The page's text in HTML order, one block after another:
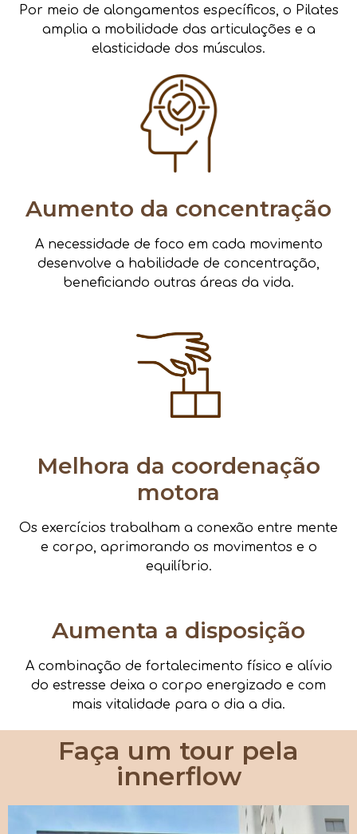
Por meio de alongamentos específicos, o Pilates
amplia a mobilidade das articulações e a
elasticidade dos músculos.
Aumento da concentração
A necessidade de foco em cada movimento
desenvolve a habilidade de concentração,
beneficiando outras áreas da vida.
Melhora da coordenação
motora
Os exercícios trabalham a conexão entre mente
e corpo, aprimorando os movimentos e o
equilíbrio.
Aumenta a disposição
A combinação de fortalecimento físico e alívio
do estresse deixa o corpo energizado e com
mais vitalidade para o dia a dia.
Faça um tour pela
innerflow